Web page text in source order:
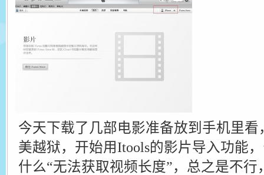
今天下载了几部电影准备放到手机里看
美越狱，开始用Itools的影片导入功能
什么“无法获取视频长度”，总之是不行